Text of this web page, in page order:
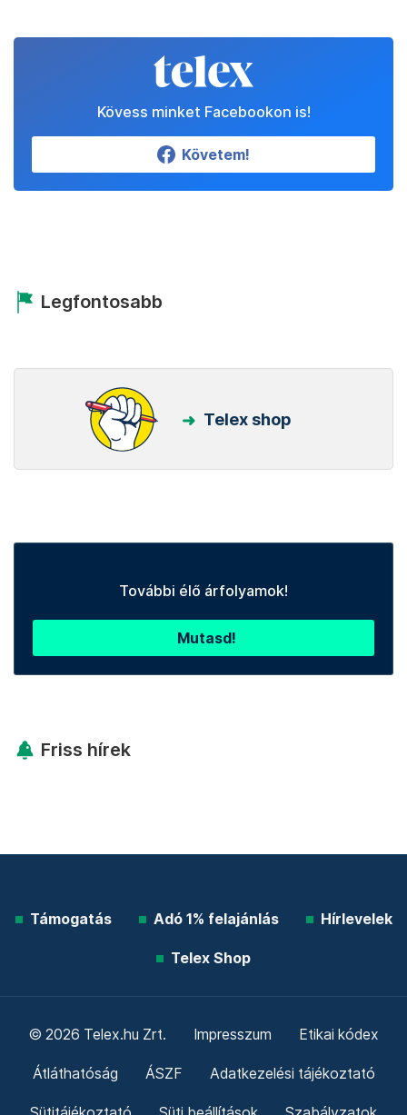
Kövess minket Facebookon is!
Követem!
Legfontosabb
Telex shop
További élő árfolyamok!
Mutasd!
Friss hírek
Támogatás Adó 1% felajánlás Hírlevelek
Telex Shop
© 2026 Telex.hu Zrt. Impresszum Etikai kódex
Átláthatóság ÁSZF Adatkezelési tájékoztató